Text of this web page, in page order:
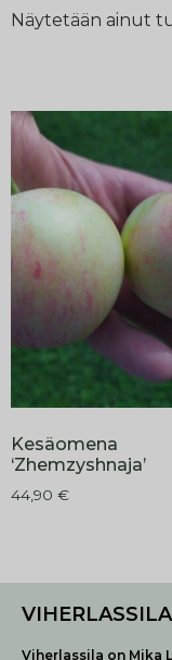
Näytetään ainut
Kesäomena
‘Zhemzyshnaja’
44,90 €
VIHERLASSILA
Viherlassila on Mika